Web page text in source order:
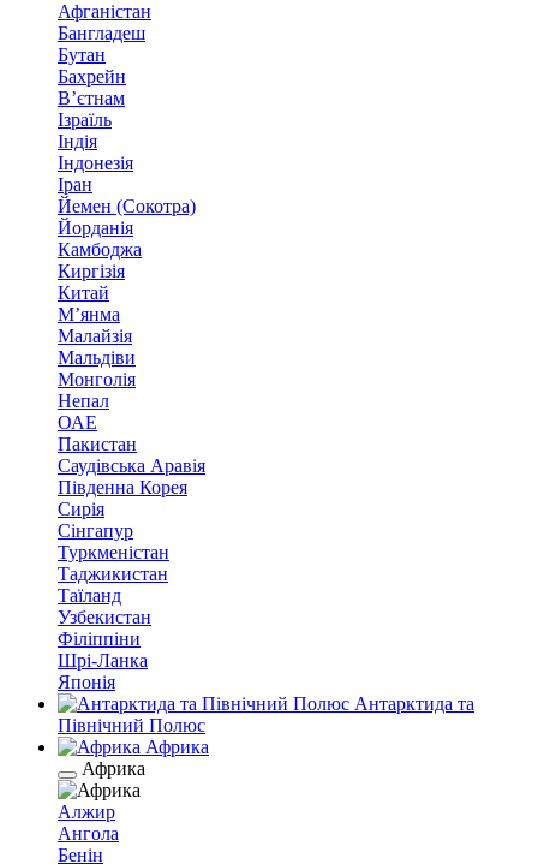
Афганістан
Бангладеш
Бутан
Бахрейн
В’єтнам
Ізраїль
Індія
Індонезія
Іран
Йемен (Сокотра)
Йорданія
Камбоджа
Киргізія
Китай
М’янма
Малайзія
Мальдіви
Монголія
Непал
ОАЕ
Пакистан
Саудівська Аравія
Південна Корея
Сирія
Сінгапур
Туркменістан
Таджикистан
Таїланд
Узбекистан
Філіппіни
Шрі-Ланка
Японія
Антарктида та
Північний Полюс
Африка
Африка
Алжир
Ангола
Бенін